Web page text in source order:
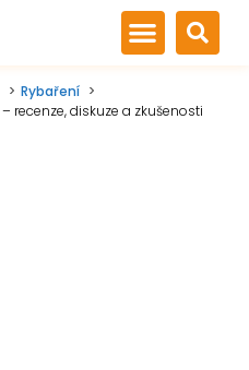
Rybaření
recenze, diskuze a zkušenosti